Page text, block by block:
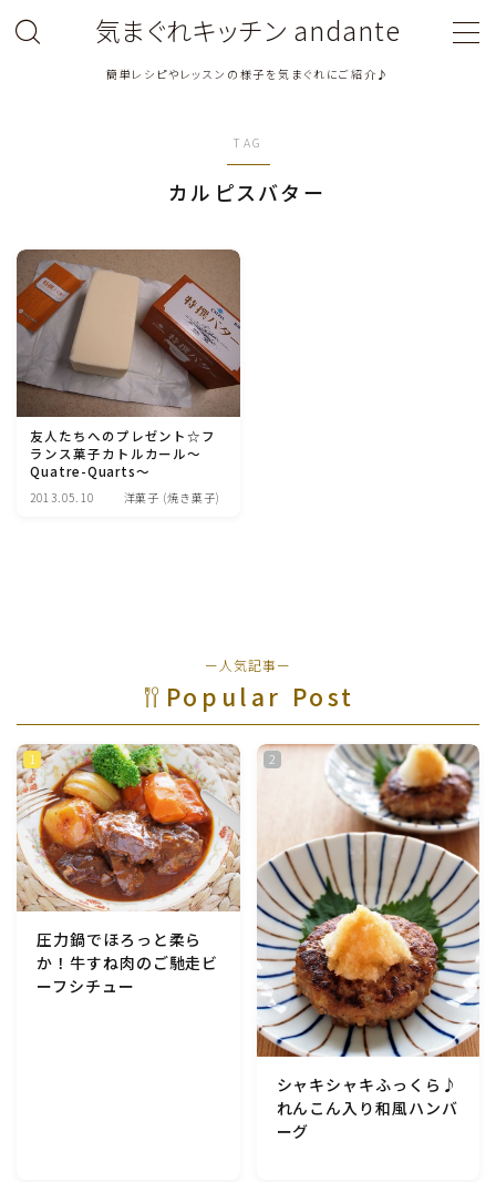
気まぐれキッチン andante
簡単レシピやレッスンの様子を気まぐれにご紹介♪
鶏肉料理
豚肉料理
牛肉料理
ひき肉料理
ゃ・ゴーヤ)
野菜料理(キャベツ・白菜・ほうれん草・レタス・小松
菜・にら)
野菜料理(ズッキーニ・コーン・いんげん・そら豆・え
野菜料理(玉ねぎ・ねぎ・アボカド・青梗菜・セロリ・
TAG
カルピスバター
友人たちへのプレゼント☆フ
ランス菓子カトルカール～
Quatre-Quarts～
2013.05.10 洋菓子 (焼き菓子)
ー人気記事ー
Popular Post
圧力鍋でほろっと柔ら
か！牛すね肉のご馳走ビ
ーフシチュー
シャキシャキふっくら♪
れんこん入り和風ハンバ
ーグ